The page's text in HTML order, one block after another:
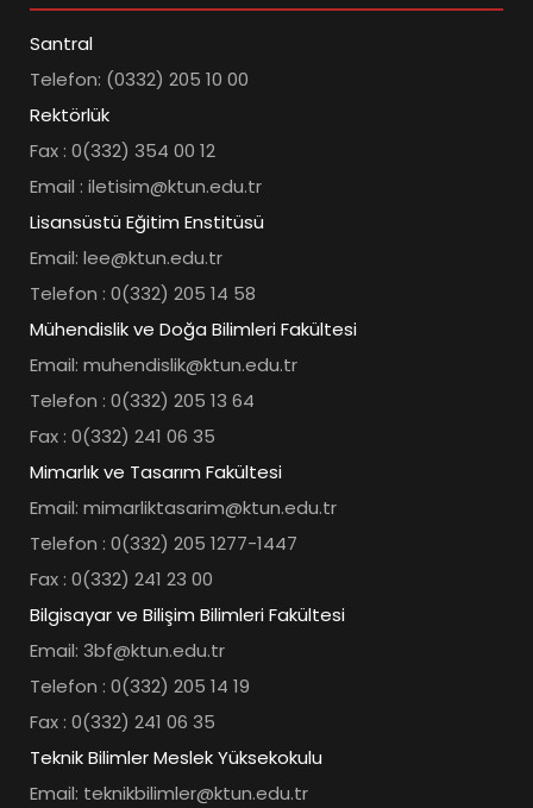
Santral
Telefon: (0332) 205 10 00
Rektörlük
Fax : 0(332) 354 00 12
Email : iletisim@ktun.edu.tr
Lisansüstü Eğitim Enstitüsü
Email: lee@ktun.edu.tr
Telefon : 0(332) 205 14 58
Mühendislik ve Doğa Bilimleri Fakültesi
Email: muhendislik@ktun.edu.tr
Telefon : 0(332) 205 13 64
Fax : 0(332) 241 06 35
Mimarlık ve Tasarım Fakültesi
Email: mimarliktasarim@ktun.edu.tr
Telefon : 0(332) 205 1277-1447
Fax : 0(332) 241 23 00
Bilgisayar ve Bilişim Bilimleri Fakültesi
Email: 3bf@ktun.edu.tr
Telefon : 0(332) 205 14 19
Fax : 0(332) 241 06 35
Teknik Bilimler Meslek Yüksekokulu
Email: teknikbilimler@ktun.edu.tr